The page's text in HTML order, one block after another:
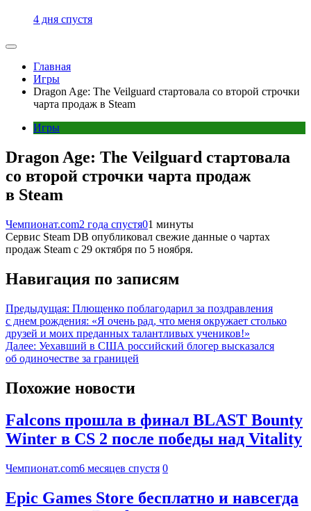
4 дня спустя
Главная
Игры
Dragon Age: The Veilguard стартовала со второй строчки
чарта продаж в Steam
Игры
Dragon Age: The Veilguard стартовала
со второй строчки чарта продаж
в Steam
Чемпионат.com2 года спустя01 минуты
Сервис Steam DB опубликовал свежие данные о чартах
продаж Steam с 29 октября по 5 ноября.
Навигация по записям
Предыдущая: Плющенко поблагодарил за поздравления
с днем рождения: «Я очень рад, что меня окружает столько
друзей и моих преданных талантливых учеников!»
Далее: Уехавший в США российский блогер высказался
об одиночестве за границей
Похожие новости
Falcons прошла в финал BLAST Bounty
Winter в CS 2 после победы над Vitality
Чемпионат.com6 месяцев спустя 0
Epic Games Store бесплатно и навсегда